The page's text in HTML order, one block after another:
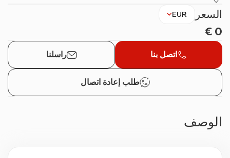
السعر EUR
€ 0
اتصل بنا راسلنا
طلب إعادة اتصال
الوصف